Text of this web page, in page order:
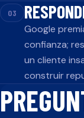
03
Google
confianza;
un cliente
construir